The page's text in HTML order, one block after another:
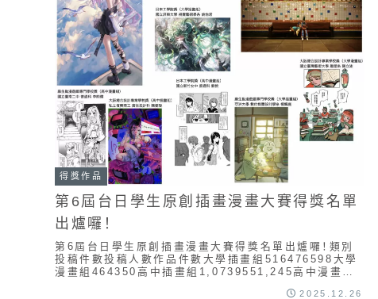
得獎作品
第6屆台日學生原創插畫漫畫大賽得獎名單
出爐囉！
第6屆台日學生原創插畫漫畫大賽得獎名單出爐囉！類別
投稿件數投稿人數作品件數大學插畫組516476598大學
漫畫組464350高中插畫組1,0739551,245高中漫畫組
2025.12.26